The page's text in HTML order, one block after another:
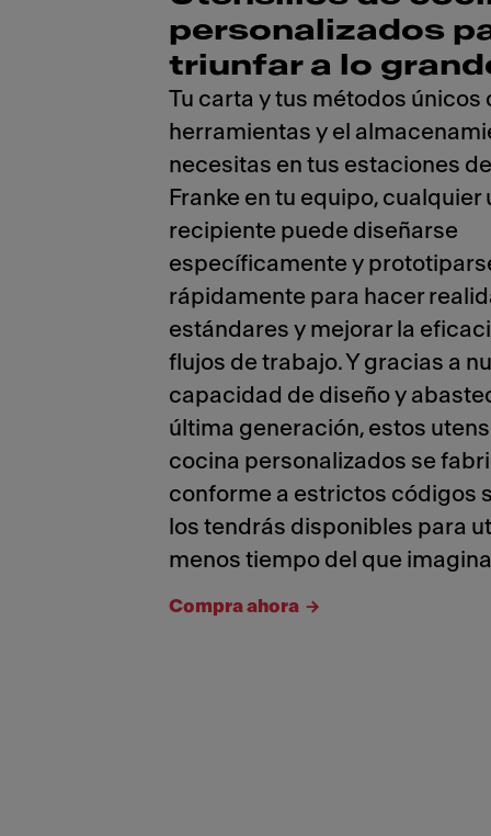
personalizados
triunfar a lo
Tu carta y tus métodos únicos
herramientas y el
necesitas en tus estaciones
Franke en tu equipo, cualquier
recipiente puede diseñarse
específicamente y
rápidamente para hacer
estándares y mejorar la
flujos de trabajo. Y gracias a
capacidad de diseño y
última generación, estos
cocina personalizados se
conforme a estrictos códigos
los tendrás disponibles para
menos tiempo del que
Compra ahora